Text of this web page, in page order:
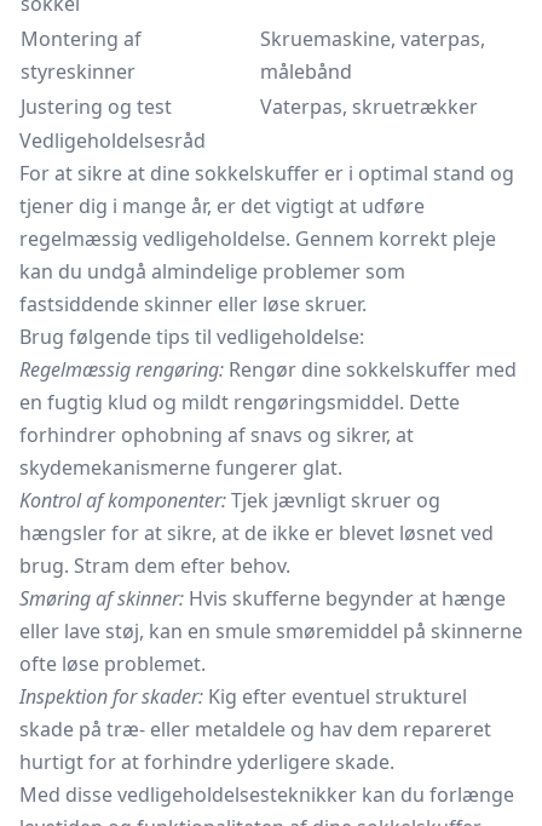
Montering af
styreskinner
Skruemaskine, vaterpas,
målebånd
Justering og test
Vaterpas, skruetrækker
Vedligeholdelsesråd
For at sikre at dine sokkelskuffer er i optimal stand og
tjener dig i mange år, er det vigtigt at udføre
regelmæssig vedligeholdelse. Gennem korrekt pleje
kan du undgå almindelige problemer som
fastsiddende skinner eller løse skruer.
Brug følgende tips til vedligeholdelse:
Regelmæssig rengøring: Rengør dine sokkelskuffer med
en fugtig klud og mildt rengøringsmiddel. Dette
forhindrer ophobning af snavs og sikrer, at
skydemekanismerne fungerer glat.
Kontrol af komponenter:Tjek jævnligt skruer og
hængsler for at sikre, at de ikke er blevet løsnet ved
brug. Stram dem efter behov.
Smøring af skinner: Hvis skufferne begynder at hænge
eller lave støj, kan en smule smøremiddel på skinnerne
ofte løse problemet.
Inspektion for skader: Kig efter eventuel strukturel
skade på træ- eller metaldele og hav dem repareret
hurtigt for at forhindre yderligere skade.
Med disse vedligeholdelsesteknikker kan du forlænge